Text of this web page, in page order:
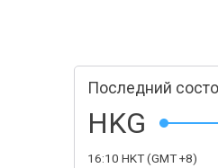
Последний
HKG
16:10 HKT(GMT +8)